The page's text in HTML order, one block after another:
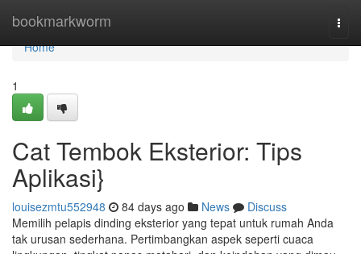
bookmarkworm
Home
Home
1
Cat Tembok Eksterior: Tips
Aplikasi}
louisezmtu552948 84 days ago News
Discuss
Memilih pelapis dinding eksterior yang tepat untuk rumah Anda
tak urusan sederhana. Pertimbangkan aspek seperti cuaca